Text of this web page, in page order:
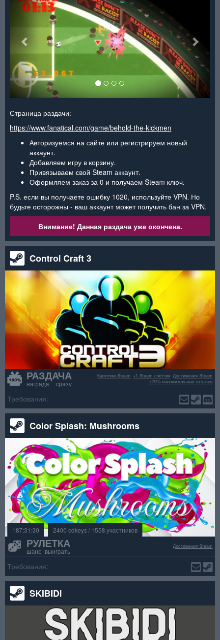
Страница раздачи:
https://www.fanatical.com/game/behold-the-kickmen
Авторизуемся на сайте или регистрируем новый
аккаунт.
Добавляем игру в корзину.
Привязываем свой Steam аккаунт.
Оформляем заказ за 0 и получаем Steam ключ.
P.S. если вы получаете ошибку 1020, используйте VPN. Но
будьте осторожны - ваш аккаунт может получить бан за VPN.
Внимание! Данная раздача уже окончена.
Control Craft 3
РАЗДАЧА
награда сразу
Достижения Steam
+1 Steam счётчик
Карточки Steam
>70% положительных отзывов
Требования:
Color Splash: Mushrooms
187:31:30 2400 cdkeys / 1558 участников
РУЛЕТКА
шанс выиграть
Достижения Steam
Требования:
SKIBIDI